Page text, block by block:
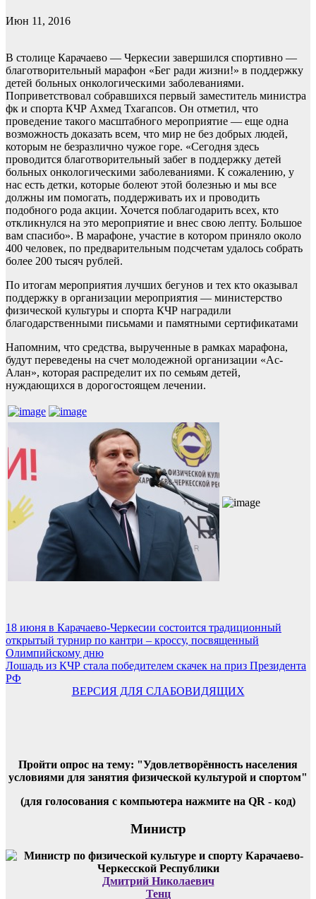
Июн 11, 2016
В столице Карачаево — Черкесии завершился спортивно —
благотворительный марафон «Бег ради жизни!» в поддержку
детей больных онкологическими заболеваниями.
Поприветствовал собравшихся первый заместитель министра
фк и спорта КЧР Ахмед Тхагапсов. Он отметил, что
проведение такого масштабного мероприятие — еще одна
возможность доказать всем, что мир не без добрых людей,
которым не безразлично чужое горе. «Сегодня здесь
проводится благотворительный забег в поддержку детей
больных онкологическими заболеваниями. К сожалению, у
нас есть детки, которые болеют этой болезнью и мы все
должны им помогать, поддерживать их и проводить
подобного рода акции. Хочется поблагодарить всех, кто
откликнулся на это мероприятие и внес свою лепту. Большое
вам спасибо». В марафоне, участие в котором приняло около
400 человек, по предварительным подсчетам удалось собрать
более 200 тысяч рублей.
По итогам мероприятия лучших бегунов и тех кто оказывал
поддержку в организации мероприятия — министерство
физической культуры и спорта КЧР наградили
благодарственными письмами и памятными сертификатами
Напомним, что средства, вырученные в рамках марафона,
будут переведены на счет молодежной организации «Ас-
Алан», которая распределит их по семьям детей,
нуждающихся в дорогостоящем лечении.
Навигация
по
записям
18 июня в Карачаево-Черкесии состоится традиционный
открытый турнир по кантри – кроссу, посвященный
Олимпийскому дню
Лошадь из КЧР стала победителем скачек на приз Президента
РФ
ВЕРСИЯ ДЛЯ СЛАБОВИДЯЩИХ
Пройти опрос на тему: "Удовлетворённость населения
условиями для занятия физической культурой и спортом"
(для голосования с компьютера нажмите на QR - код)
Министр
Дмитрий Николаевич
Тенц